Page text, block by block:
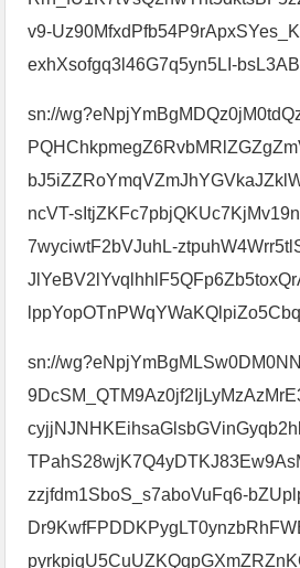
v9-
exhXsofgq3l46G7q5yn5LI-
sn://
ncVT-
7wyciwtF2bVJuhL-
sn://
zzjfdm1SboS_s7aboVuFq6-